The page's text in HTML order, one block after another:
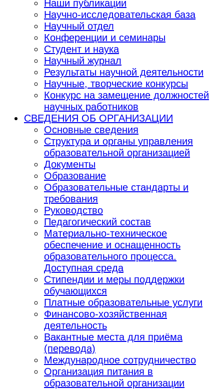
Наши публикации
Научно-исследовательская база
Научный отдел
Конференции и семинары
Студент и наука
Научный журнал
Результаты научной деятельности
Научные, творческие конкурсы
Конкурс на замещение должностей
научных работников
СВЕДЕНИЯ ОБ ОРГАНИЗАЦИИ
Основные сведения
Структура и органы управления
образовательной организацией
Документы
Образование
Образовательные стандарты и
требования
Руководство
Педагогический состав
Материально-техническое
обеспечение и оснащенность
образовательного процесса.
Доступная среда
Стипендии и меры поддержки
обучающихся
Платные образовательные услуги
Финансово-хозяйственная
деятельность
Вакантные места для приёма
(перевода)
Международное сотрудничество
Организация питания в
образовательной организации